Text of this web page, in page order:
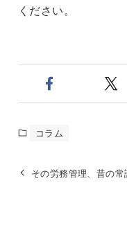
ください。
コラム
その労務管理、昔の